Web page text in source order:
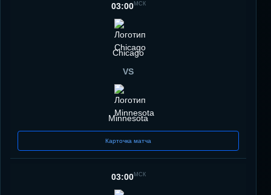
03:00МСК
Chicago
VS
Minnesota
Карточка матча
03:00МСК